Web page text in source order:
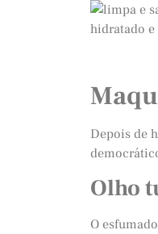
Depois de
Olho
O